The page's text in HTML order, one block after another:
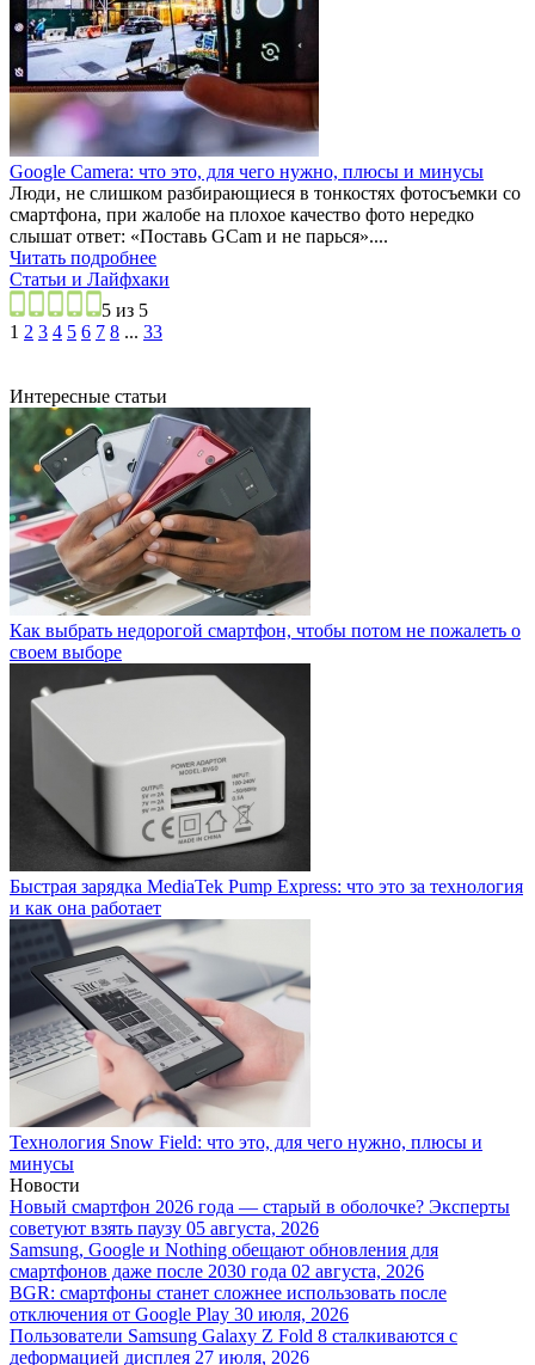
Google Camera: что это, для чего нужно, плюсы и минусы
Люди, не слишком разбирающиеся в тонкостях фотосъемки со
смартфона, при жалобе на плохое качество фото нередко
слышат ответ: «Поставь GCam и не парься»....
Читать подробнее
Статьи и Лайфхаки
5 из 5
1 2 3 4 5 6 7 8 ... 33
Интересные статьи
Как выбрать недорогой смартфон, чтобы потом не пожалеть о
своем выборе
Быстрая зарядка MediaTek Pump Express: что это за технология
и как она работает
Технология Snow Field: что это, для чего нужно, плюсы и
минусы
Новости
Новый смартфон 2026 года — старый в оболочке? Эксперты
советуют взять паузу 05 августа, 2026
Samsung, Google и Nothing обещают обновления для
смартфонов даже после 2030 года 02 августа, 2026
BGR: смартфоны станет сложнее использовать после
отключения от Google Play 30 июля, 2026
Пользователи Samsung Galaxy Z Fold 8 сталкиваются с
деформацией дисплея 27 июля, 2026